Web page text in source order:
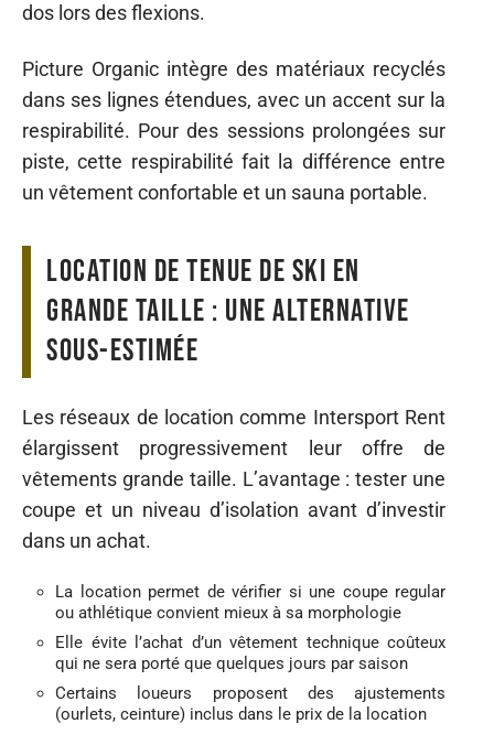
dos lors des flexions.
Picture Organic intègre des matériaux recyclés
dans ses lignes étendues, avec un accent sur la
respirabilité. Pour des sessions prolongées sur
piste, cette respirabilité fait la différence entre
un vêtement confortable et un sauna portable.
Location de tenue de ski en
grande taille : une alternative
sous-estimée
Les réseaux de location comme Intersport Rent
élargissent progressivement leur offre de
vêtements grande taille. L’avantage : tester une
coupe et un niveau d’isolation avant d’investir
dans un achat.
La location permet de vérifier si une coupe regular
ou athlétique convient mieux à sa morphologie
Elle évite l’achat d’un vêtement technique coûteux
qui ne sera porté que quelques jours par saison
Certains loueurs proposent des ajustements
(ourlets, ceinture) inclus dans le prix de la location